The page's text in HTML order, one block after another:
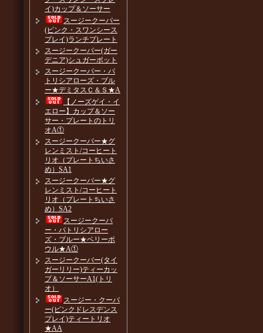
イ)カップ＆ソーサー
スージークーパー
(ピンク・スワンシース
プレイ)ランチプレート
スージークーパー(ガー
デニア)シュガーポット
スージークーパー・パ
トリシアローズ・ブル
ー★デミタスＣ＆Ｓ★A
【ノーズゲイ・イ
エロー】カップ＆ソー
サー・プレートのトリ
オA①
スージークーパー★グ
レンミスト/コーヒート
リオ（プレートちいさ
め）SA1
スージークーパー★グ
レンミスト/コーヒート
リオ（プレートちいさ
め）SA2
スージークーパ
ー・パトリシアロー
ズ・ブルー★ベリーボ
ウル★A①
スージークーパー(タイ
ガーリリー)ティーカッ
プ＆ソーサーA1(トリ
オ）
スージー・クーパ
ー(ピンクドレスデンス
プレイ)ティートリオ
★AA